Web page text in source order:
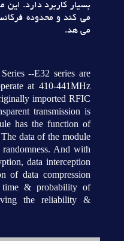
مي هد.
--E32 series are
at 410-441MHz
imported RFIC
transmission is
has the function of
data of the module
And with
data interception
of data compression
time & probability of
the reliability &